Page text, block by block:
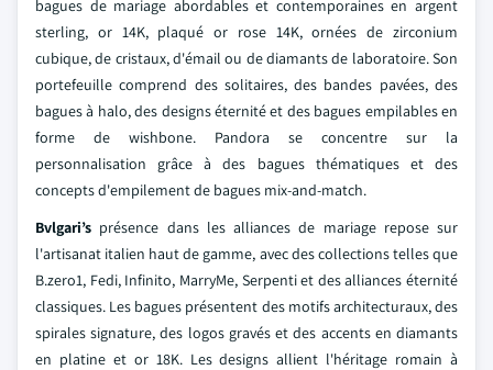
bagues de mariage abordables et contemporaines en argent
sterling, or 14K, plaqué or rose 14K, ornées de zirconium
cubique, de cristaux, d'émail ou de diamants de laboratoire. Son
portefeuille comprend des solitaires, des bandes pavées, des
bagues à halo, des designs éternité et des bagues empilables en
forme de wishbone. Pandora se concentre sur la
personnalisation grâce à des bagues thématiques et des
concepts d'empilement de bagues mix-and-match.
Bvlgari’s présence dans les alliances de mariage repose sur
l'artisanat italien haut de gamme, avec des collections telles que
B.zero1, Fedi, Infinito, MarryMe, Serpenti et des alliances éternité
classiques. Les bagues présentent des motifs architecturaux, des
spirales signature, des logos gravés et des accents en diamants
en platine et or 18K. Les designs allient l'héritage romain à